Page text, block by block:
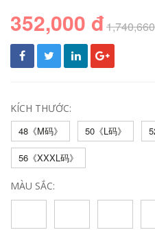
352,000 đ
KÍCH THƯỚC:
48《M码》
50《L码》
56《XXXL码》
MÀU SẮC: